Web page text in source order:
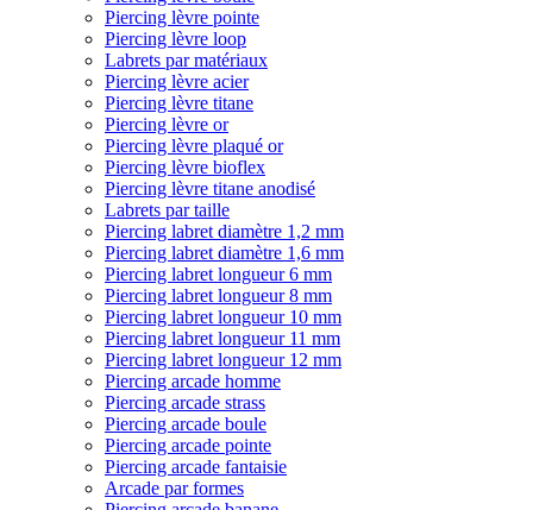
Piercing lèvre pointe
Piercing lèvre loop
Labrets par matériaux
Piercing lèvre acier
Piercing lèvre titane
Piercing lèvre or
Piercing lèvre plaqué or
Piercing lèvre bioflex
Piercing lèvre titane anodisé
Labrets par taille
Piercing labret diamètre 1,2 mm
Piercing labret diamètre 1,6 mm
Piercing labret longueur 6 mm
Piercing labret longueur 8 mm
Piercing labret longueur 10 mm
Piercing labret longueur 11 mm
Piercing labret longueur 12 mm
Piercing arcade homme
Piercing arcade strass
Piercing arcade boule
Piercing arcade pointe
Piercing arcade fantaisie
Arcade par formes